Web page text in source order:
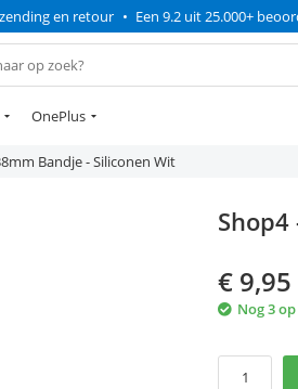
en retour • Een 9.2 uit 25.000+
OnePlus
Bandje - Siliconen Wit
€ 9,95
Nog 3